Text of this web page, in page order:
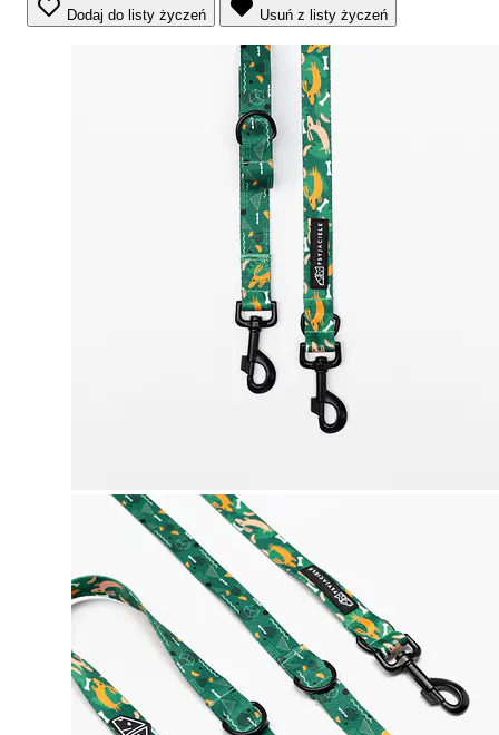
Dodaj do listy życzeń Usuń z listy życzeń